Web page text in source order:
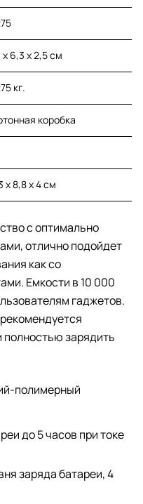
х 6,3 х 2,5 см
кг.
коробка
х 8,8 х 4 см
с оптимально
отлично подойдет
как со
Емкости в 10 000
гаджетов.
полностью зарядить
полимерный
до 5 часов при токе
заряда батареи, 4